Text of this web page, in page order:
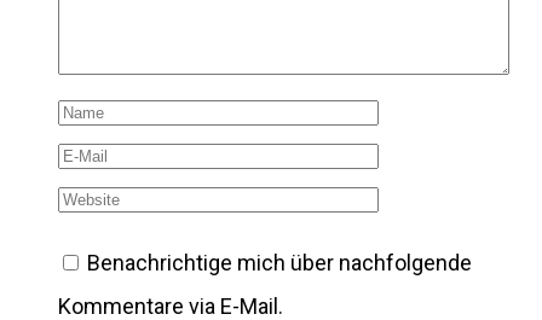
Benachrichtige mich über nachfolgende
Kommentare via E-Mail.